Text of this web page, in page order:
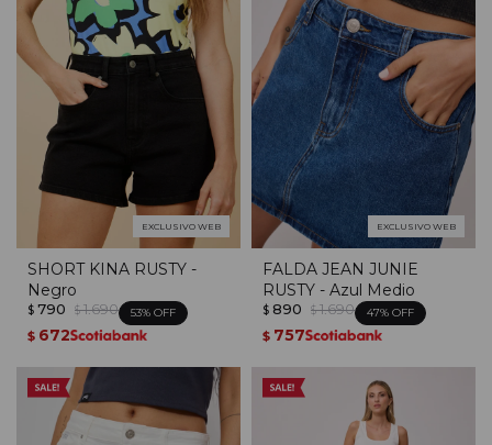
EXCLUSIVO WEB
SHORT KINA RUSTY -
Negro
$ 790 $ 1.690 53
$ 672
EXCLUSIVO WEB
FALDA JEAN JUNIE
RUSTY - Azul Medio
$ 890 $ 1.690 47
$ 757